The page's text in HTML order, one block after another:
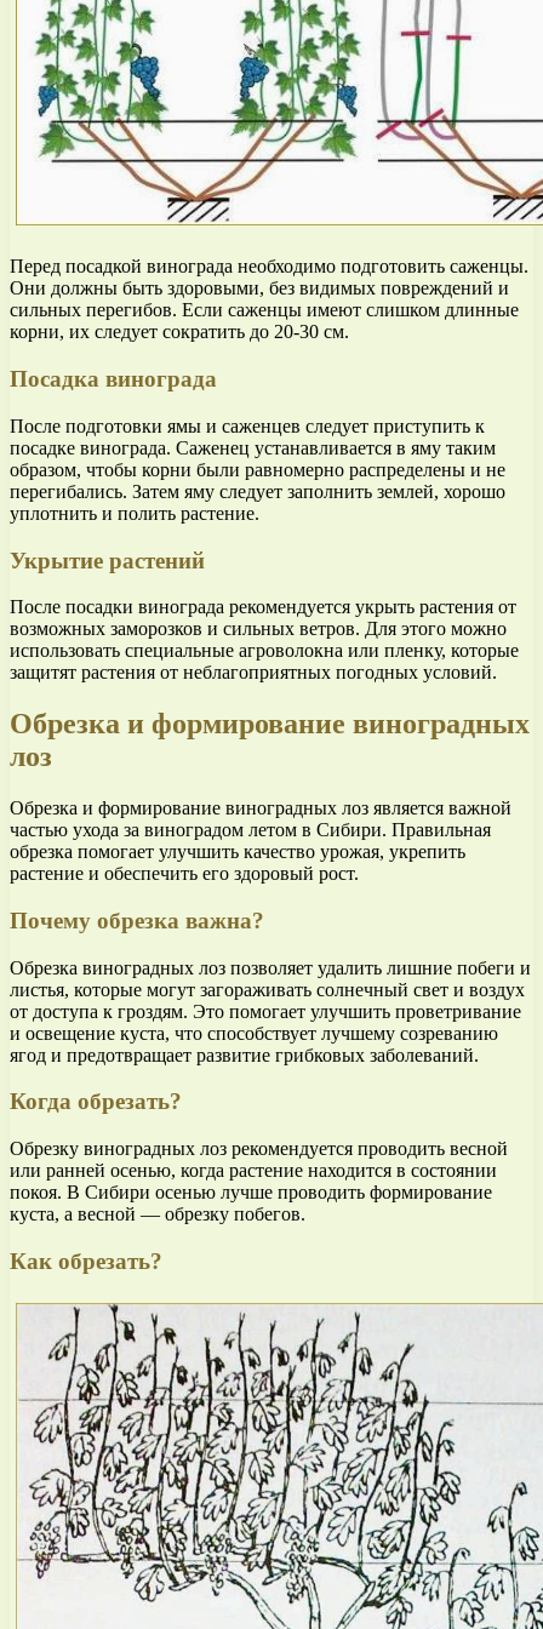
Перед посадкой винограда необходимо подготовить саженцы.
Они должны быть здоровыми, без видимых повреждений и
сильных перегибов. Если саженцы имеют слишком длинные
корни, их следует сократить до 20-30 см.
Посадка винограда
После подготовки ямы и саженцев следует приступить к
посадке винограда. Саженец устанавливается в яму таким
образом, чтобы корни были равномерно распределены и не
перегибались. Затем яму следует заполнить землей, хорошо
уплотнить и полить растение.
Укрытие растений
После посадки винограда рекомендуется укрыть растения от
возможных заморозков и сильных ветров. Для этого можно
использовать специальные агроволокна или пленку, которые
защитят растения от неблагоприятных погодных условий.
Обрезка и формирование виноградных
лоз
Обрезка и формирование виноградных лоз является важной
частью ухода за виноградом летом в Сибири. Правильная
обрезка помогает улучшить качество урожая, укрепить
растение и обеспечить его здоровый рост.
Почему обрезка важна?
Обрезка виноградных лоз позволяет удалить лишние побеги и
листья, которые могут загораживать солнечный свет и воздух
от доступа к гроздям. Это помогает улучшить проветривание
и освещение куста, что способствует лучшему созреванию
ягод и предотвращает развитие грибковых заболеваний.
Когда обрезать?
Обрезку виноградных лоз рекомендуется проводить весной
или ранней осенью, когда растение находится в состоянии
покоя. В Сибири осенью лучше проводить формирование
куста, а весной — обрезку побегов.
Как обрезать?